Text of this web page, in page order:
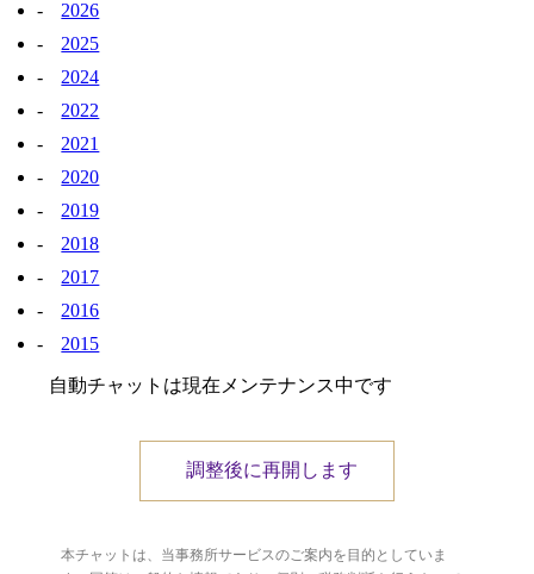
2026
2025
2024
2022
2021
2020
2019
2018
2017
2016
2015
自動チャットは現在メンテナンス中です
調整後に再開します
本チャットは、当事務所サービスのご案内を目的としていま